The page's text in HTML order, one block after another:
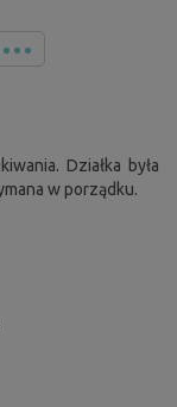
Działka była
w porządku.